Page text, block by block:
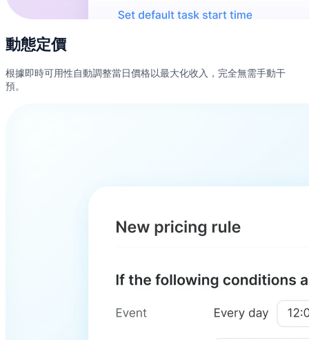
動態定價
根據即時可用性自動調整當日價格以最大化收入，完全無需手動干
預。